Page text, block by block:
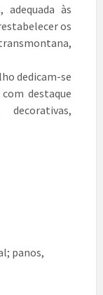
às
os
dedicam-se
destaque
panos,